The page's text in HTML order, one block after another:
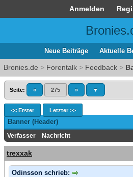
Anmelden
Neue Beiträge Aktuelle
Bronies.de > Forentalk > Feedback >
Seite: « 275 » ▼
<< Erster Letzter >>
Banner (Header)
Verfasser Nachricht
trexxak
Odinsson schrieb: